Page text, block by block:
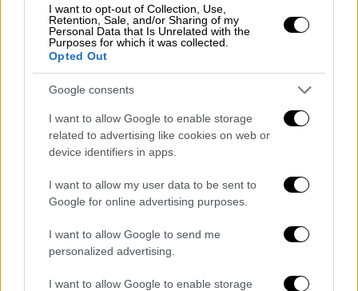
I want to opt-out of Collection, Use,
Retention, Sale, and/or Sharing of my
Personal Data that Is Unrelated with the
Purposes for which it was collected.
Opted Out
Google consents
I want to allow Google to enable storage
related to advertising like cookies on web or
device identifiers in apps.
I want to allow my user data to be sent to
Google for online advertising purposes.
I want to allow Google to send me
personalized advertising.
I want to allow Google to enable storage
βόλεϊ
Τούμπα
Καραϊσκάκη
ΠΑΟΚ